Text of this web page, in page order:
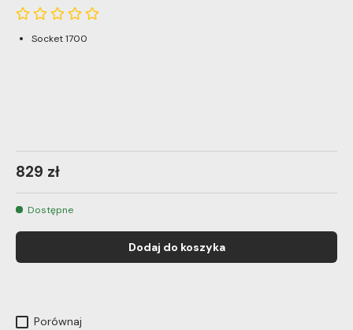
Socket 1700
829 zł
Dostępne
Dodaj do koszyka
Porównaj